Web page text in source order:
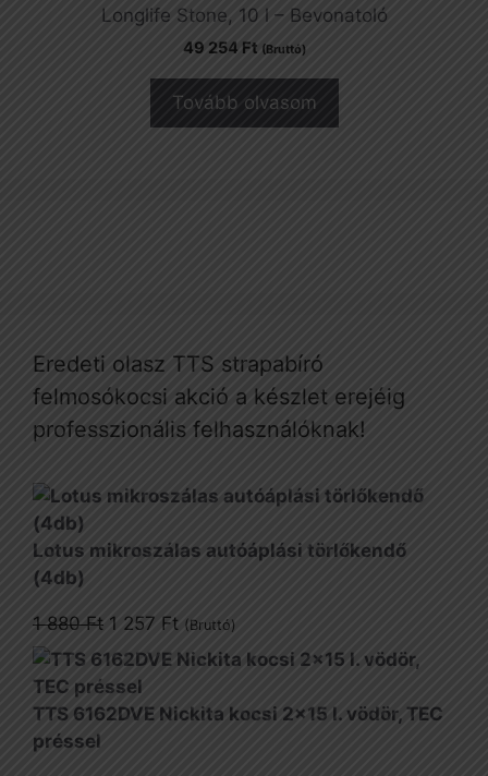
Longlife Stone, 10 l – Bevonatoló
49 254 Ft (Bruttó)
Tovább olvasom
Eredeti olasz TTS strapabíró
felmosókocsi akció a készlet erejéig
professzionális felhasználóknak!
Lotus mikroszálas autóáplási törlőkendő
(4db)
1 880Ft Original
price
was:
1
1 257 FtCurrent
price
(Bruttó)
TTS 6162DVE Nickita kocsi 2x15 l. vödör, TEC
préssel